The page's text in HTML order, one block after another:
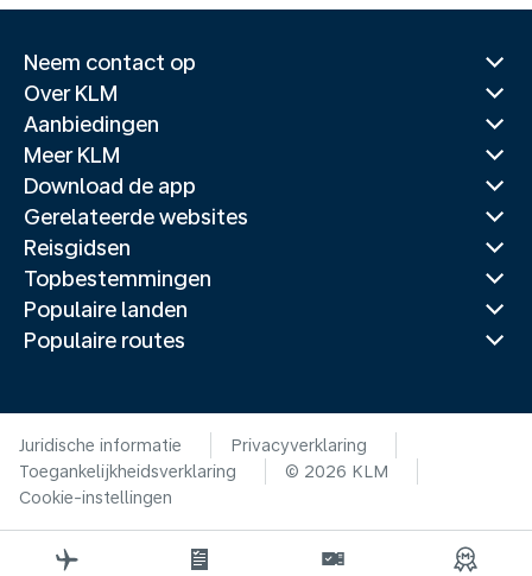
Neem contact op
Over KLM
Aanbiedingen
Meer KLM
Download de app
Gerelateerde websites
Reisgidsen
Topbestemmingen
Populaire landen
Populaire routes
Juridische informatie
Privacyverklaring
Toegankelijkheidsverklaring
© 2026 KLM
Cookie-instellingen